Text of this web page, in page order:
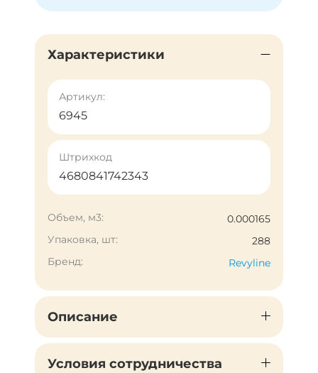
Характеристики
Артикул:
6945
Штрихкод
4680841742343
Объем, м3:
0.000165
Упаковка, шт:
288
Бренд:
Revyline
Описание
Условия сотрудничества